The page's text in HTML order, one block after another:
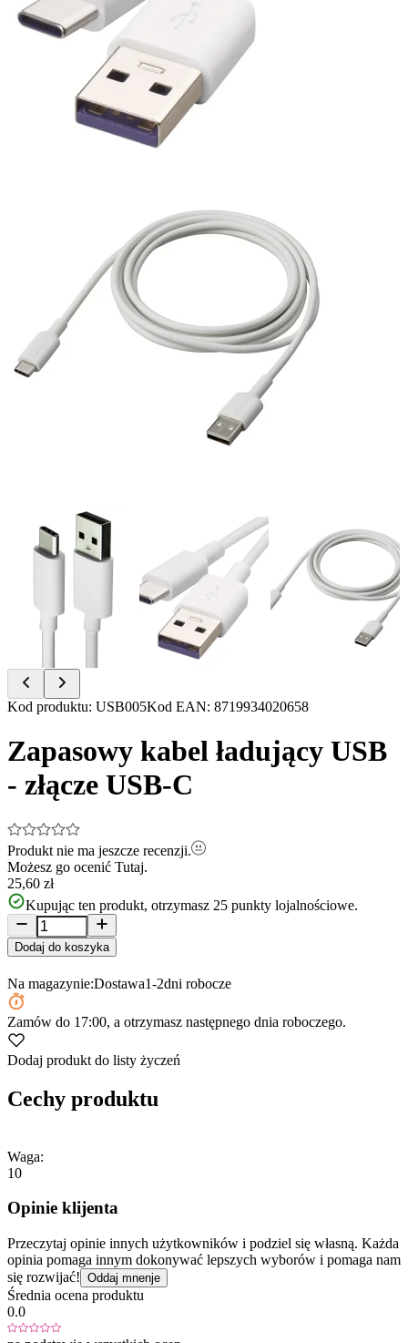
Item
of
3
Kod produktu: USB005Kod EAN: 8719934020658
Zapasowy kabel ładujący USB
- złącze USB-C
Produkt nie ma jeszcze recenzji.
Możesz go ocenić Tutaj.
25,60 zł
Kupując ten produkt, otrzymasz 25 punkty lojalnościowe.
Dodaj do koszyka
Na magazynie:Dostawa1-2dni robocze
Zamów do 17:00, a otrzymasz następnego dnia roboczego.
Dodaj produkt do listy życzeń
Cechy produktu
Waga:
10
Opinie klijenta
Przeczytaj opinie innych użytkowników i podziel się własną. Każda
opinia pomaga innym dokonywać lepszych wyborów i pomaga nam
się rozwijać! Oddaj mnenje
Średnia ocena produktu
0.0